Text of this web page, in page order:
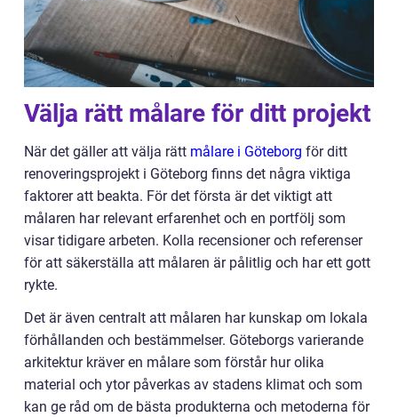
Välja rätt målare för ditt projekt
När det gäller att välja rätt målare i Göteborg för ditt
renoveringsprojekt i Göteborg finns det några viktiga
faktorer att beakta. För det första är det viktigt att
målaren har relevant erfarenhet och en portfölj som
visar tidigare arbeten. Kolla recensioner och referenser
för att säkerställa att målaren är pålitlig och har ett gott
rykte.
Det är även centralt att målaren har kunskap om lokala
förhållanden och bestämmelser. Göteborgs varierande
arkitektur kräver en målare som förstår hur olika
material och ytor påverkas av stadens klimat och som
kan ge råd om de bästa produkterna och metoderna för